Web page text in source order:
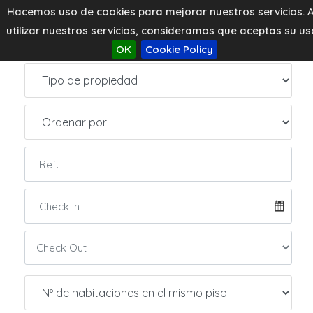
Hacemos uso de cookies para mejorar nuestros servicios.
utilizar nuestros servicios, consideramos que aceptas su
OK
Cookie Policy
500€
m
m